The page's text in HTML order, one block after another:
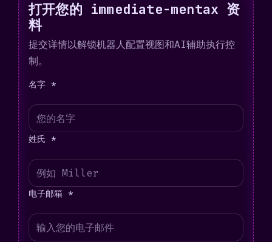
打开您的 immediate-mentax 资
料
提交详情以解锁机器人配置视图和AI辅助执行控
制。
名字 *
姓氏 *
电子邮箱 *